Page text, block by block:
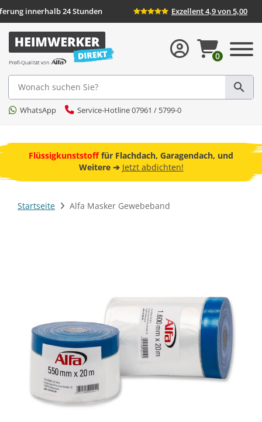
Lieferung innerhalb 24 Stunden Exzellent 4,9
Suche
WhatsApp Service-Hotline 07961 / 5799-0
0
Flüssigkunststofffür Flachdach, Garagendach, und
Weitere ➔ Jetzt abdichten!
Startseite Alfa Masker Gewebeband